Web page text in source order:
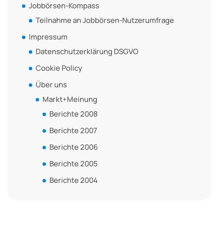
Jobbörsen-Kompass
Teilnahme an Jobbörsen-Nutzerumfrage
Impressum
Datenschutzerklärung DSGVO
Cookie Policy
Über uns
Markt+Meinung
Berichte 2008
Berichte 2007
Berichte 2006
Berichte 2005
Berichte 2004